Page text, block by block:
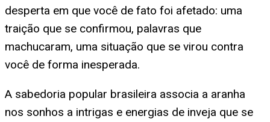
desperta em que você de fato foi afetado: uma
traição que se confirmou, palavras que
machucaram, uma situação que se virou contra
você de forma inesperada.
A sabedoria popular brasileira associa a aranha
nos sonhos a intrigas e energias de inveja que se